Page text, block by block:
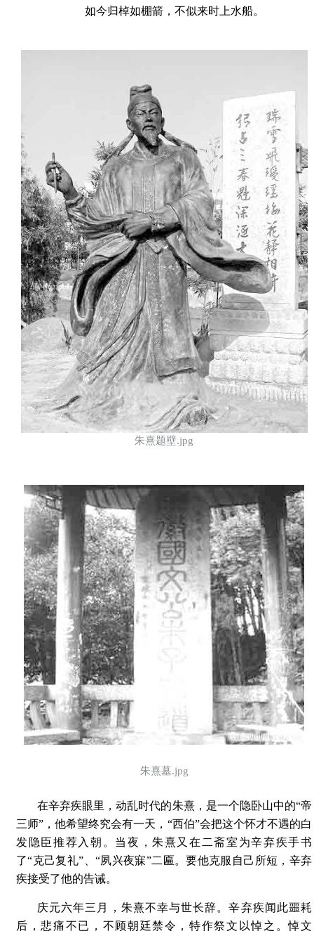
如今归棹如棚箭，不似来时上水船。
朱熹题壁.jpg
朱熹墓.jpg
在辛弃疾眼里，动乱时代的朱熹，是一个隐卧山中的“帝
三师”，他希望终究会有一天，“西伯”会把这个怀才不遇的白
发隐臣推荐入朝。当夜，朱熹又在二斋室为辛弃疾手书
了“克己复礼”、“夙兴夜寐”二匾。要他克服自己所短，辛弃
疾接受了他的告诫。
庆元六年三月，朱熹不幸与世长辞。辛弃疾闻此噩耗
后，悲痛不已，不顾朝廷禁令，特作祭文以悼之。悼文